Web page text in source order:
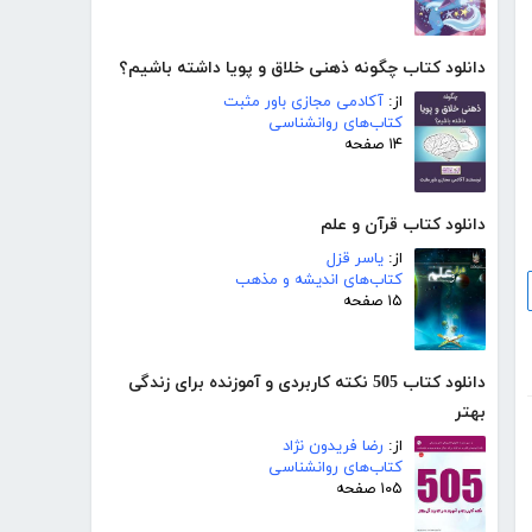
دانلود کتاب چگونه ذهنی خلاق و پویا داشته باشیم؟
از: آکادمی مجازی باور مثبت
کتاب‌های روانشناسی
۱۴ صفحه
دانلود کتاب قرآن و علم
از: یاسر قزل
کتاب‌های اندیشه و مذهب
۱۵ صفحه
دانلود کتاب 505 نکته کاربردی و آموزنده برای زندگی
بهتر
از: رضا فریدون نژاد
کتاب‌های روانشناسی
۱۰۵ صفحه